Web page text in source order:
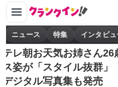
ニュース 特集 インタビュ
テレ朝お天気お姉さん
ス姿が「スタイル抜群
デジタル写真集も発売